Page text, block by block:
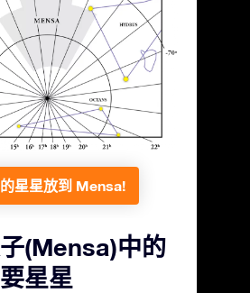
星星放到 Mensa!
(Mensa)中的
星星